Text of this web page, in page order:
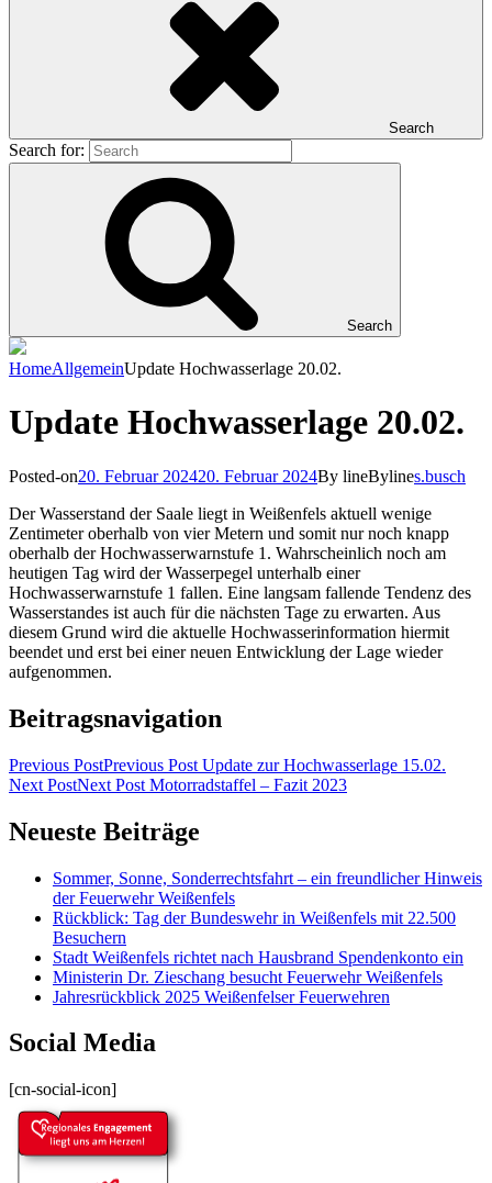
Search
Search for:
Search
HomeAllgemeinUpdate Hochwasserlage 20.02.
Update Hochwasserlage 20.02.
Posted-on20. Februar 202420. Februar 2024By lineBylines.busch
Der Wasserstand der Saale liegt in Weißenfels aktuell wenige
Zentimeter oberhalb von vier Metern und somit nur noch knapp
oberhalb der Hochwasserwarnstufe 1. Wahrscheinlich noch am
heutigen Tag wird der Wasserpegel unterhalb einer
Hochwasserwarnstufe 1 fallen. Eine langsam fallende Tendenz des
Wasserstandes ist auch für die nächsten Tage zu erwarten. Aus
diesem Grund wird die aktuelle Hochwasserinformation hiermit
beendet und erst bei einer neuen Entwicklung der Lage wieder
aufgenommen.
Beitragsnavigation
Previous PostPrevious Post Update zur Hochwasserlage 15.02.
Next PostNext Post Motorradstaffel – Fazit 2023
Neueste Beiträge
Sommer, Sonne, Sonderrechtsfahrt – ein freundlicher Hinweis
der Feuerwehr Weißenfels
Rückblick: Tag der Bundeswehr in Weißenfels mit 22.500
Besuchern
Stadt Weißenfels richtet nach Hausbrand Spendenkonto ein
Ministerin Dr. Zieschang besucht Feuerwehr Weißenfels
Jahresrückblick 2025 Weißenfelser Feuerwehren
Social Media
[cn-social-icon]